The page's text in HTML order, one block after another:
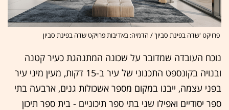
פרויקט 'שדה בפינת סביון' / הדמיה: באדיבות פרויקט שדה בפינת סביון
נוכח העובדה שמדובר על שכונה המתנהגת כעיר קטנה
ובנויה בקונספט התכנוני של עיר ב-15 דקות, מעין מיני עיר
בפני עצמה, ייבנו במקום מספר אשכולות גנים, ארבעה בתי
ספר יסודיים ואפילו שני בתי ספר תיכוניים - בית ספר תיכון